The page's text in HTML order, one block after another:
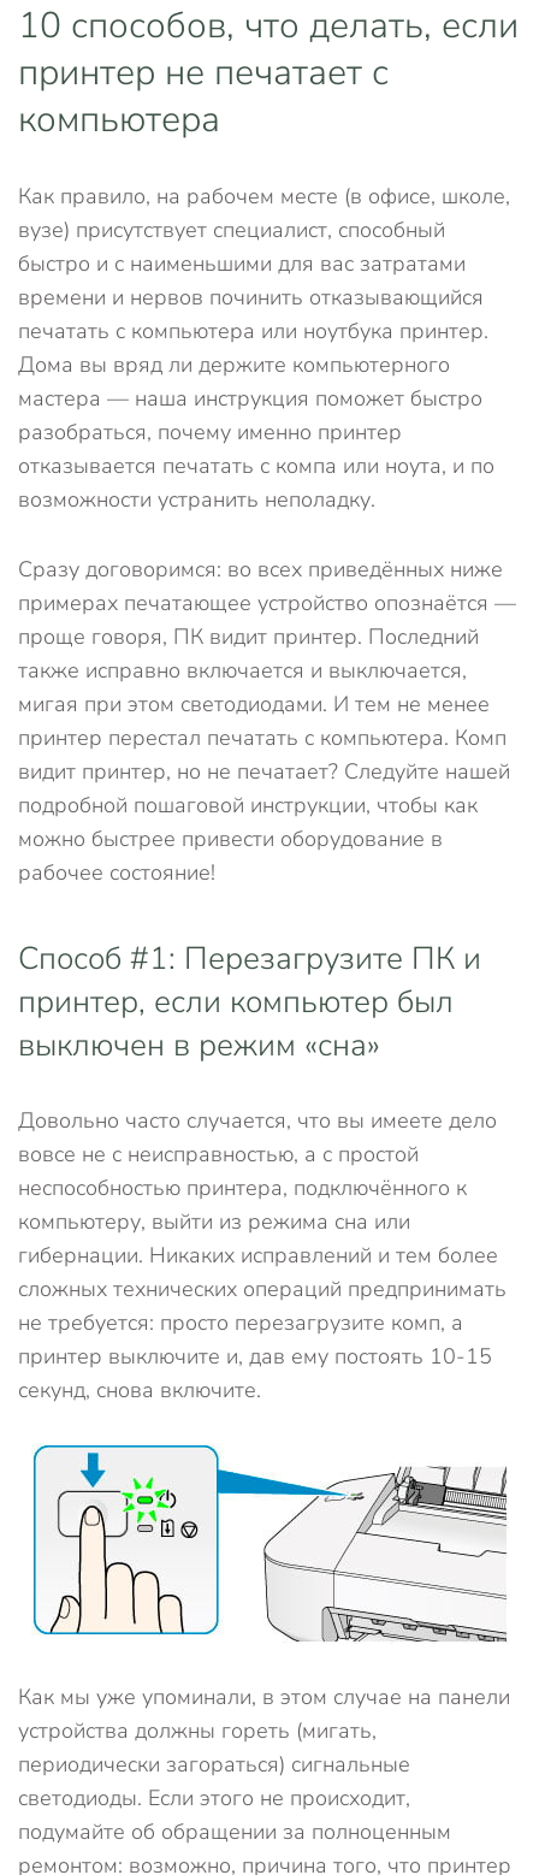
10 способов, что делать, если
принтер не печатает с
компьютера
Как правило, на рабочем месте (в офисе, школе,
вузе) присутствует специалист, способный
быстро и с наименьшими для вас затратами
времени и нервов починить отказывающийся
печатать с компьютера или ноутбука принтер.
Дома вы вряд ли держите компьютерного
мастера — наша инструкция поможет быстро
разобраться, почему именно принтер
отказывается печатать с компа или ноута, и по
возможности устранить неполадку.
Сразу договоримся: во всех приведённых ниже
примерах печатающее устройство опознаётся —
проще говоря, ПК видит принтер. Последний
также исправно включается и выключается,
мигая при этом светодиодами. И тем не менее
принтер перестал печатать с компьютера. Комп
видит принтер, но не печатает? Следуйте нашей
подробной пошаговой инструкции, чтобы как
можно быстрее привести оборудование в
рабочее состояние!
Способ #1: Перезагрузите ПК и
принтер, если компьютер был
выключен в режим «сна»
Довольно часто случается, что вы имеете дело
вовсе не с неисправностью, а с простой
неспособностью принтера, подключённого к
компьютеру, выйти из режима сна или
гибернации. Никаких исправлений и тем более
сложных технических операций предпринимать
не требуется: просто перезагрузите комп, а
принтер выключите и, дав ему постоять 10-15
секунд, снова включите.
Как мы уже упоминали, в этом случае на панели
устройства должны гореть (мигать,
периодически загораться) сигнальные
светодиоды. Если этого не происходит,
подумайте об обращении за полноценным
ремонтом: возможно, причина того, что принтер